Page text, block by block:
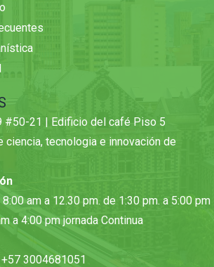
#50-21 | Edificio del café Piso 5
ciencia, tecnologia e innovación de
am a 12.30 pm. de 1:30 pm. a 5:00 pm
a 4:00 pm jornada Continua
3004681051